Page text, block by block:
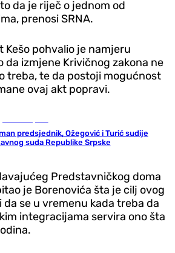
da je riječ o jednom od
prenosi SRNA.
Kešo pohvalio je namjeru
da izmjene Krivičnog zakona ne
treba, te da postoji mogućnost
ovaj akt popravi.
predsjednik, Ožegović i Turić sudije
suda Republike Srpske
Predstavničkog doma
je Borenovića šta je cilj ovog
da se u vremenu kada treba da
integracijama servira ono šta